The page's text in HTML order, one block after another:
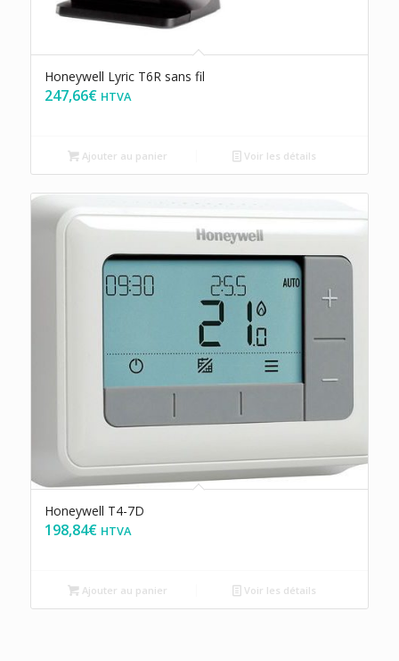
Honeywell Lyric T6R sans fil
247,66€ HTVA
Ajouter au panier Voir les détails
Honeywell T4-7D
198,84€ HTVA
Ajouter au panier Voir les détails